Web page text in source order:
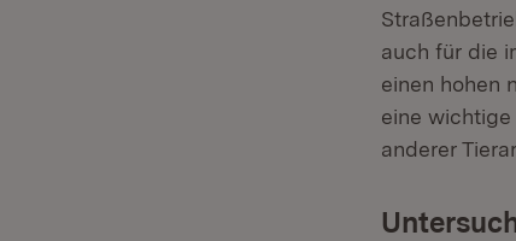
auch für die
einen hohen
eine
anderer